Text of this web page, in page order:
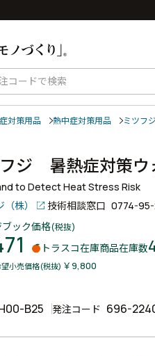
対策用品 熱中症対策用品 ミツフ
フジ 暑熱症対策
to Detect Heat Stress Risk
株）
技術相談窓口 0774-95-
ック価格(税抜)
トラスコ在庫商品在庫数
望小売価格(税抜) ￥9,800
B25 発注コード 696-